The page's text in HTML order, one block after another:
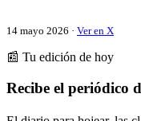
14 mayo 2026 · Ver en X
📰 Tu edición de hoy
Recibe el periódico